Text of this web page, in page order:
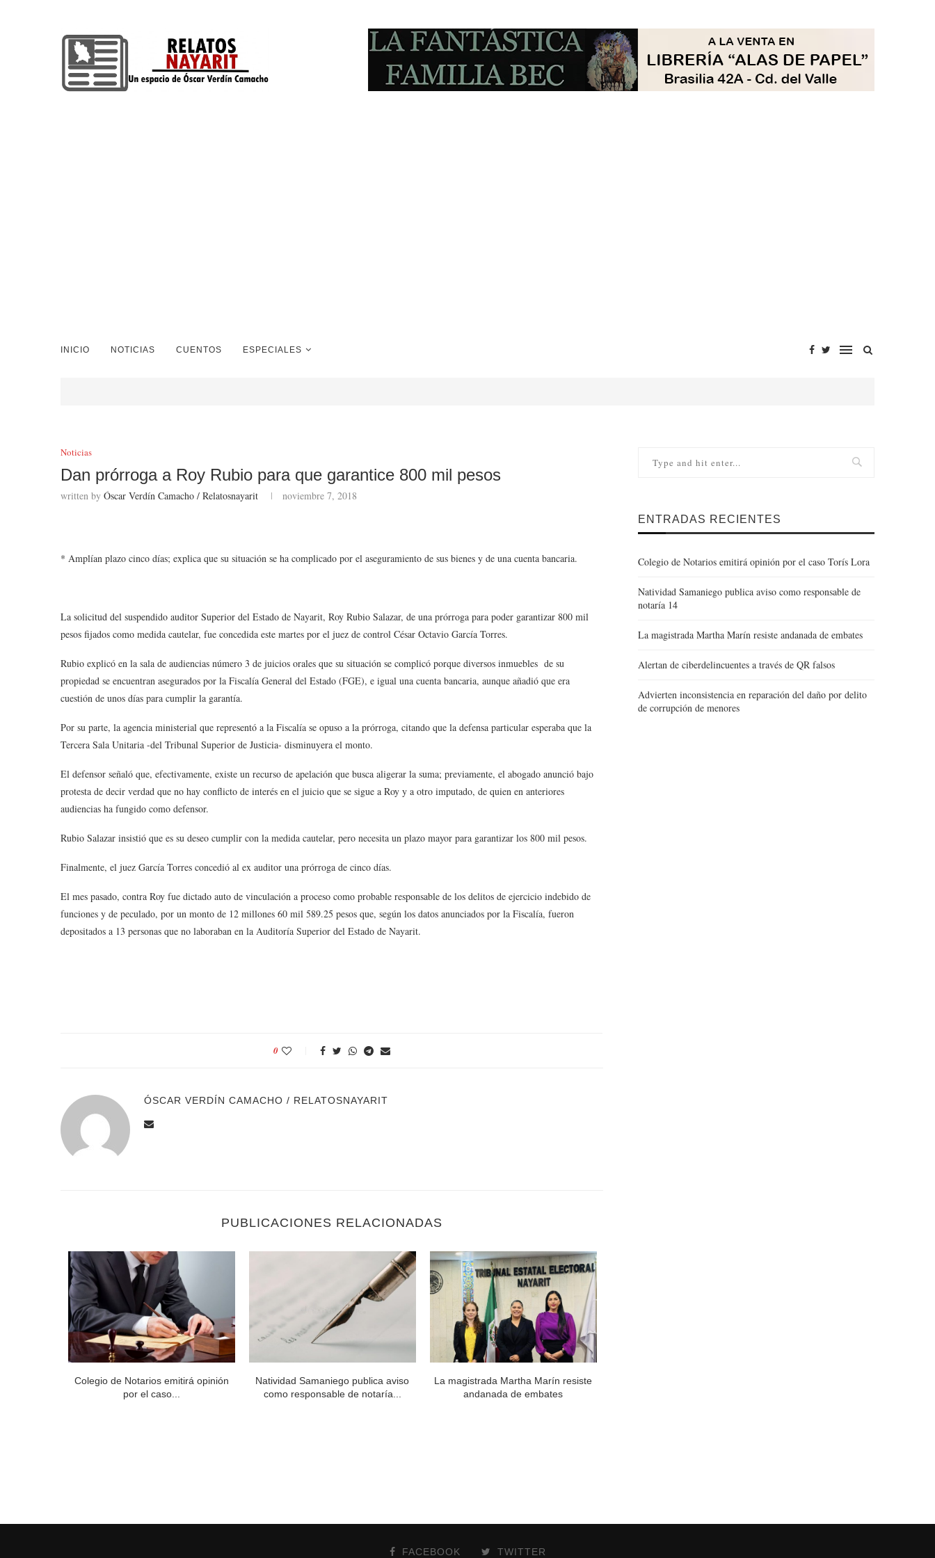
INICIO NOTICIAS CUENTOS ESPECIALES
Noticias
Dan prórroga a Roy Rubio para que garantice 800 mil pesos
written by Óscar Verdín Camacho / Relatosnayarit noviembre 7, 2018
* Amplían plazo cinco días; explica que su situación se ha complicado por el aseguramiento de sus bienes y de una cuenta bancaria.
La solicitud del suspendido auditor Superior del Estado de Nayarit, Roy Rubio Salazar, de una prórroga para poder garantizar 800 mil
pesos fijados como medida cautelar, fue concedida este martes por el juez de control César Octavio García Torres.
Rubio explicó en la sala de audiencias número 3 de juicios orales que su situación se complicó porque diversos inmuebles de su
propiedad se encuentran asegurados por la Fiscalía General del Estado (FGE), e igual una cuenta bancaria, aunque añadió que era
cuestión de unos días para cumplir la garantía.
Por su parte, la agencia ministerial que representó a la Fiscalía se opuso a la prórroga, citando que la defensa particular esperaba que la
Tercera Sala Unitaria -del Tribunal Superior de Justicia- disminuyera el monto.
El defensor señaló que, efectivamente, existe un recurso de apelación que busca aligerar la suma; previamente, el abogado anunció bajo
protesta de decir verdad que no hay conflicto de interés en el juicio que se sigue a Roy y a otro imputado, de quien en anteriores
audiencias ha fungido como defensor.
Rubio Salazar insistió que es su deseo cumplir con la medida cautelar, pero necesita un plazo mayor para garantizar los 800 mil pesos.
Finalmente, el juez García Torres concedió al ex auditor una prórroga de cinco días.
El mes pasado, contra Roy fue dictado auto de vinculación a proceso como probable responsable de los delitos de ejercicio indebido de
funciones y de peculado, por un monto de 12 millones 60 mil 589.25 pesos que, según los datos anunciados por la Fiscalía, fueron
depositados a 13 personas que no laboraban en la Auditoría Superior del Estado de Nayarit.
0
ÓSCAR VERDÍN CAMACHO / RELATOSNAYARIT
PUBLICACIONES RELACIONADAS
Colegio de Notarios emitirá opinión
por el caso...
Natividad Samaniego publica aviso
como responsable de notaría...
La magistrada Martha Marín resiste
andanada de embates
ENTRADAS RECIENTES
Colegio de Notarios emitirá opinión por el caso Torís Lora
Natividad Samaniego publica aviso como responsable de
notaría 14
La magistrada Martha Marín resiste andanada de embates
Alertan de ciberdelincuentes a través de QR falsos
Advierten inconsistencia en reparación del daño por delito
de corrupción de menores
FACEBOOK TWITTER